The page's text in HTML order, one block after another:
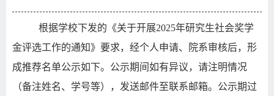
根据学校下发的《关于开展2025年研究生社会奖学
金评选工作的通知》要求，经个人申请、院系审核后，形
成推荐名单公示如下。公示期间如有异议，请注明情况
（备注姓名、学号等），发送邮件至联系邮箱。公示期过